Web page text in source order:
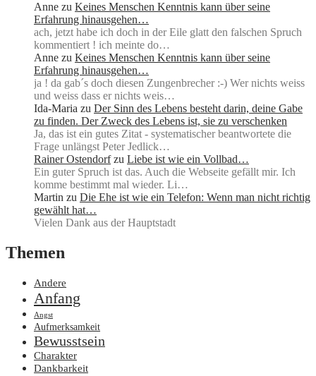
Anne zu Keines Menschen Kenntnis kann über seine
Erfahrung hinausgehen…
ach, jetzt habe ich doch in der Eile glatt den falschen Spruch
kommentiert ! ich meinte do…
Anne zu Keines Menschen Kenntnis kann über seine
Erfahrung hinausgehen…
ja ! da gab´s doch diesen Zungenbrecher :-) Wer nichts weiss
und weiss dass er nichts weis…
Ida-Maria zu Der Sinn des Lebens besteht darin, deine Gabe
zu finden. Der Zweck des Lebens ist, sie zu verschenken
Ja, das ist ein gutes Zitat - systematischer beantwortete die
Frage unlängst Peter Jedlick…
Rainer Ostendorf zu Liebe ist wie ein Vollbad…
Ein guter Spruch ist das. Auch die Webseite gefällt mir. Ich
komme bestimmt mal wieder. Li…
Martin zu Die Ehe ist wie ein Telefon: Wenn man nicht richtig
gewählt hat…
Vielen Dank aus der Hauptstadt
Themen
Andere
Anfang
Angst
Aufmerksamkeit
Bewusstsein
Charakter
Dankbarkeit